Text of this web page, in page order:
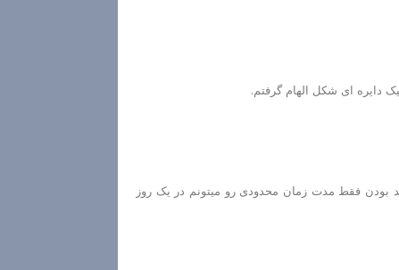
دایره ای شکل الهام گرفتم.
بودن فقط مدت زمان محدودی رو میتونم در یک روز